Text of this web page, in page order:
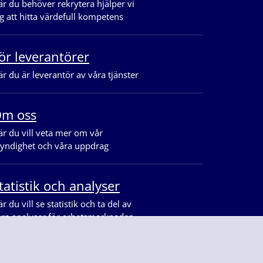
du behöver rekrytera hjälper vi
att hitta värdefull kompetens
leverantörer
du är leverantör av våra tjänster
oss
du vill veta mer om vår
och våra uppdrag
och analyser
du vill se statistik och ta del av
analyser för arbetsmarknaden